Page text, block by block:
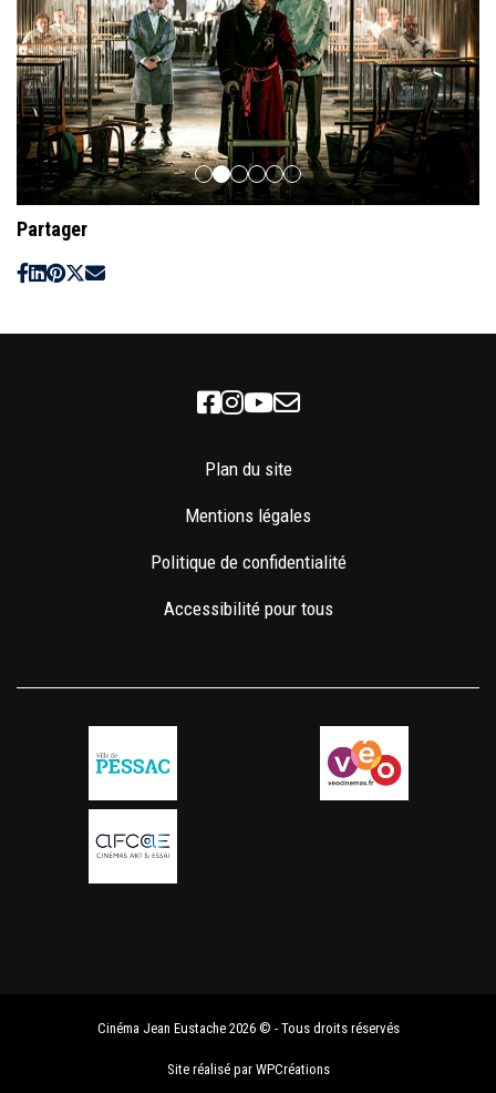
Partager
Facebook
Instagram
Youtube
Newsletter
Plan du site
Mentions légales
Politique de confidentialité
Accessibilité pour tous
Cinéma Jean Eustache 2026 © - Tous droits réservés
Site réalisé par WPCréations